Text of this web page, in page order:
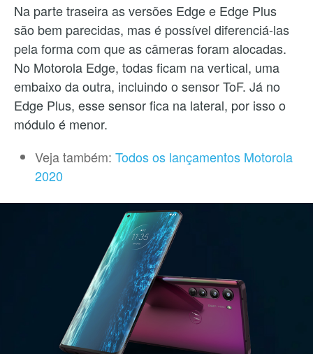
Na parte traseira as versões Edge e Edge Plus
são bem parecidas, mas é possível diferenciá-las
pela forma com que as câmeras foram alocadas.
No Motorola Edge, todas ficam na vertical, uma
embaixo da outra, incluindo o sensor ToF. Já no
Edge Plus, esse sensor fica na lateral, por isso o
módulo é menor.
Veja também: Todos os lançamentos Motorola
2020